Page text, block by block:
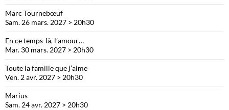
Marc Tournebœuf
Sam. 26 mars. 2027 > 20h30
En ce temps-là, l’amour…
Mar. 30 mars. 2027 > 20h30
Toute la famille que j’aime
Ven. 2 avr. 2027 > 20h30
Marius
Sam. 24 avr. 2027 > 20h30